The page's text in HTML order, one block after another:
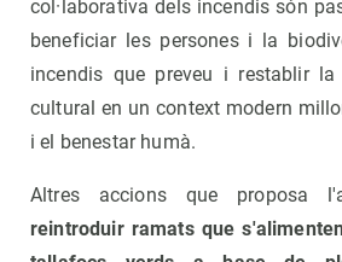
col·laborativa dels incendis són
beneficiar les persones i la
incendis que preveu i restablir
cultural en un context modern
i el benestar humà.
Altres accions que proposa
reintroduir ramats que